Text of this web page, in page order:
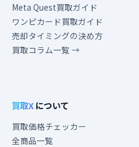
Meta Quest買取ガイド
ワンピカード買取ガイド
売却タイミングの決め方
買取コラム一覧 →
買取Xについて
買取価格チェッカー
全商品一覧